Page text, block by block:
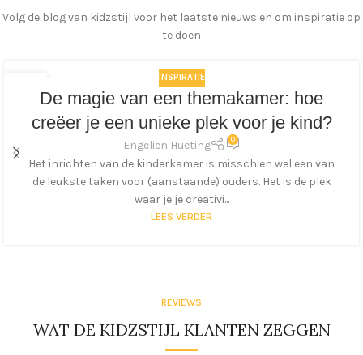
Volg de blog van kidzstijl voor het laatste nieuws en om inspiratie op
te doen
INSPIRATIE
De magie van een themakamer: hoe
creëer je een unieke plek voor je kind?
Engelien Hueting
S
0
Het inrichten van de kinderkamer is misschien wel een van
de leukste taken voor (aanstaande) ouders. Het is de plek
waar je je creativi...
LEES VERDER
REVIEWS
WAT DE KIDZSTIJL KLANTEN ZEGGEN